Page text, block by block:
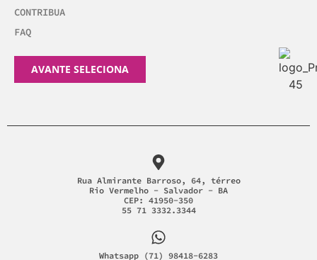
CONTRIBUA
FAQ
AVANTE SELECIONA
Rua Almirante Barroso, 64, térreo
Rio Vermelho - Salvador - BA
CEP: 41950-350
55 71 3332.3344
Whatsapp (71) 98418-6283